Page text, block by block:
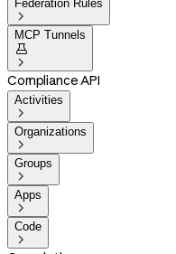
Federation Rules

MCP Tunnels


Compliance API
Activities

Organizations

Groups

Apps

Code
